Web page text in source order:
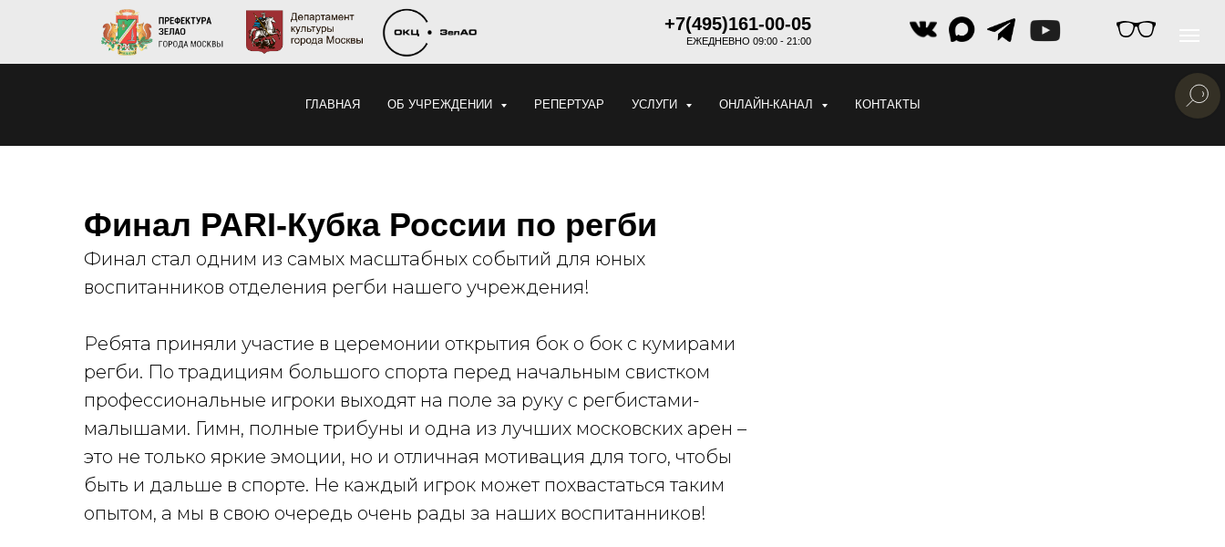
+7(495)161-00-05
ЕЖЕДНЕВНО 09:00 - 21:00
ГЛАВНАЯ ОБ УЧРЕЖДЕНИИ РЕПЕРТУАР УСЛУГИ ОНЛАЙН-КАНАЛ КОНТАКТЫ
Финал PARI-Кубка России по регби
Финал стал одним из самых масштабных событий для юных
воспитанников отделения регби нашего учреждения!
Ребята приняли участие в церемонии открытия бок о бок с кумирами
регби. По традициям большого спорта перед начальным свистком
профессиональные игроки выходят на поле за руку с регбистами-
малышами. Гимн, полные трибуны и одна из лучших московских арен –
это не только яркие эмоции, но и отличная мотивация для того, чтобы
быть и дальше в спорте. Не каждый игрок может похвастаться таким
опытом, а мы в свою очередь очень рады за наших воспитанников!